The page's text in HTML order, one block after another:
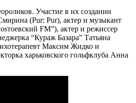
Участие в их создании
(Pur: Pur), актер и музыкант
FM”), актер и режиссер
“Кураж Базара” Татьяна
Максим Жидко и
харьковского гольфклуба Анна